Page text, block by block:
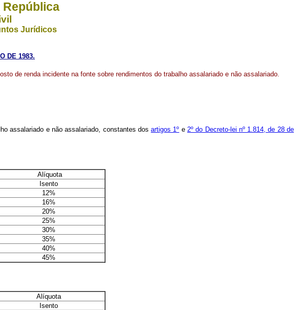
República
Jurídicos
DE 1983.
de renda incidente na fonte sobre rendimentos do trabalho assalariado e não assalariado.
assalariado e não assalariado, constantes dosartigos 1º e2º do Decreto-lei nº 1.814, de 28 de
Alíquota
Isento
12%
16%
20%
25%
30%
35%
40%
45%
Alíquota
Isento